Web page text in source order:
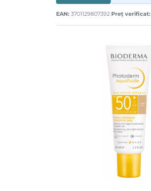
EAN: 3701129807392 Preț verificat: